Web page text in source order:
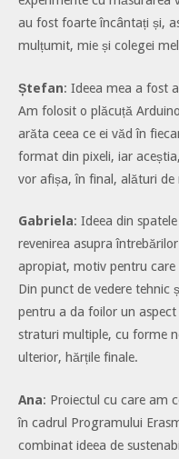
au fost foarte încântați și,
mulțumit, mie și colegei
Ștefan: Ideea mea a fost
Am folosit o plăcuță
arăta ceea ce ei văd în
format din pixeli, iar
vor afișa, în final, alături de
Gabriela: Ideea din
revenirea asupra
apropiat, motiv pentru care
Din punct de vedere tehnic
pentru a da foilor un
straturi multiple, cu forme
ulterior, hărțile finale.
Ana: Proiectul cu care am
în cadrul Programului
combinat ideea de